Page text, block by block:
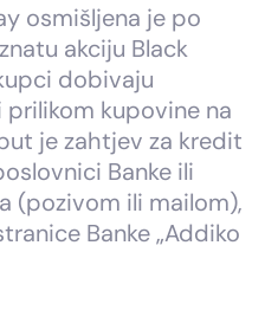
osmišljena je po
akciju Black
dobivaju
kupovine na
je zahtjev za kredit
Banke ili
(pozivom ili mailom),
Banke „Addiko